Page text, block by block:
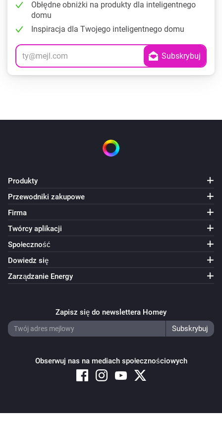
Obłędne obniżki na produkty dla inteligentnego
domu
Inspiracja dla Twojego inteligentnego domu
Produkty
Przewodniki zakupowe
Firma
Twórcy aplikacji
Społeczność
Dowiedz się
Zarządzanie Energy
Zapisz się do newslettera Homey
Obserwuj nas na mediach społecznościowych